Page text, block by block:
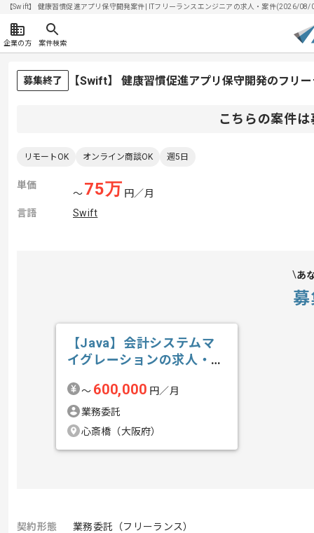
【Swift】 健康習慣促進アプリ保守開発案件| ITフリーランスエンジニアの求人・案件(2026/08/
企業の方 案件検索
募集終了 【Swift】 健康習慣促進アプリ保守開発のフリ
こちらの案件
リモートOK オンライン商談OK 週5日
単価
〜75万 円／月
言語
Swift
あ
【Java】会計システムマ
イグレーションの求人・案
〜 600,000 円／月
業務委託
心斎橋（大阪府）
契約形態
業務委託（フリーランス）